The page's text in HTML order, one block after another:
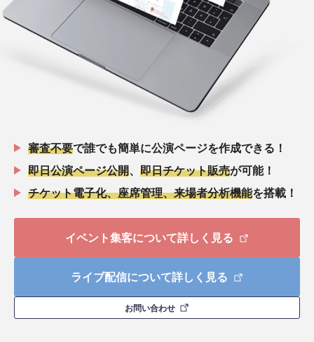
審査不要で誰でも簡単に公演ページを作成できる！
即日公演ページ公開
即日チケット販売が可能！
チケット電子化、座席管理、来場者分析機能を搭載！
イベント集客について詳しく見る
ライブ配信について詳しく見る
お問い合わせ